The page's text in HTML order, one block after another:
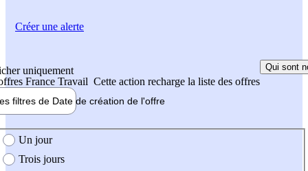
uniquement
France Travail Cette action recharge la liste des offres
Qui sont
filtres de Date de création de l'offre
création de l'offre
Un jour
Trois jours
Créer une alerte